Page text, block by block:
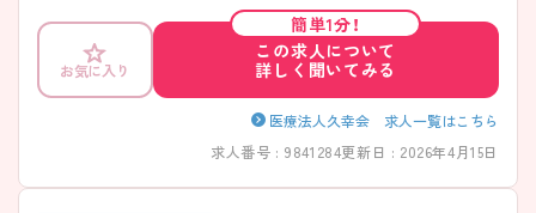
す！年間休日も120日以上と、比較的お休みが多めのためオンオフ切り替
えて働きたい方にはおすすめです◎ ご興味のある方には、面接対策ポイ
ントなど、さらに詳細をお話しいたしますのでお気軽にご相談ください！
お気に入り
簡単1分！
この求人について
詳しく聞いてみる
医療法人久幸会 求人一覧はこちら
求人番号 : 9841284更新日 : 2026年4月15日